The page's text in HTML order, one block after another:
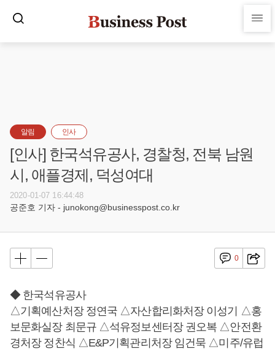
알림 인사
[인사] 한국석유공사, 경찰청, 전북 남원
시, 애플경제, 덕성여대
2020-01-07 16:44:48
공준호 기자 - junokong@businesspost.co.kr
0
◆ 한국석유공사
△기획예산처장 정연국 △자산합리화처장 이성기 △홍
보문화실장 최문규 △석유정보센터장 권오복 △안전환
경처장 정찬식 △E&P기획관리처장 임건묵 △미주/유럽